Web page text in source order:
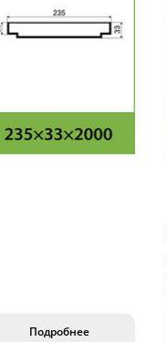
Подробнее